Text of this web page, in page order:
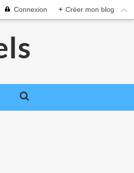
Connexion + Créer mon blog